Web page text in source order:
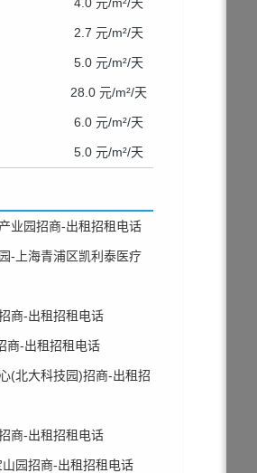
2.7 元/m²/天
5.0 元/m²/天
28.0 元/m²/天
6.0 元/m²/天
5.0 元/m²/天
业园招商-出租招租电话
-上海青浦区凯利泰医疗
商-出租招租电话
商-出租招租电话
(北大科技园)招商-出租招
商-出租招租电话
山园招商-出租招租电话